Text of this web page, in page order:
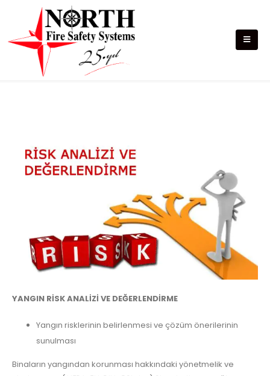
Yangın Danışmanlık Hizmetleri
YANGIN RİSK ANALİZİ VE DEĞERLENDİRME
Yangın risklerinin belirlenmesi ve çözüm önerilerinin
sunulması
Binaların yangından korunması hakkındaki yönetmelik ve